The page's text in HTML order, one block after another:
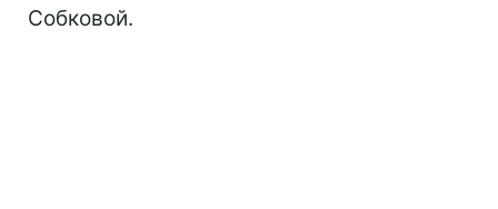
Собковой.